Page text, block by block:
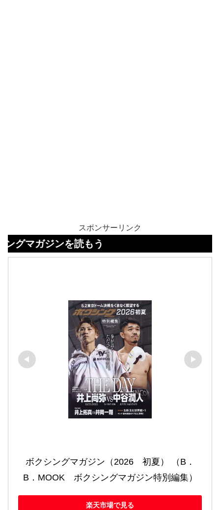
スポンサーリンク
ンを読もう
ボクシングマガジン（2026　初夏） （B．
B．MOOK　ボクシングマガジン特別編集）
楽天市場で見る